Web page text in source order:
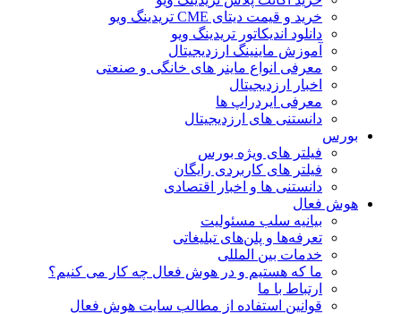
خرید و قیمت دیتای CME تریدینگ ویو
دانلود اندیکاتور تریدینگ ویو
آموزش ماینینگ ارزدیجیتال
معرفی انواع ماینر های خانگی و صنعتی
اخبار ارزدیجیتال
معرفی ایردراپ ها
دانستنی های ارزدیجیتال
بورس
فیلتر های ویژه بورس
فیلتر های کاربردی رایگان
دانستنی ها و اخبار اقتصادی
هوش فعال
بیانیه سلب مسئولیت
تعرفه‌ها و پلن‌های تبلیغاتی
خدمات بین المللی
ما که هستیم و در هوش فعال چه کار می کنیم؟
ارتباط با ما
قوانین استفاده از مطالب سایت هوش فعال